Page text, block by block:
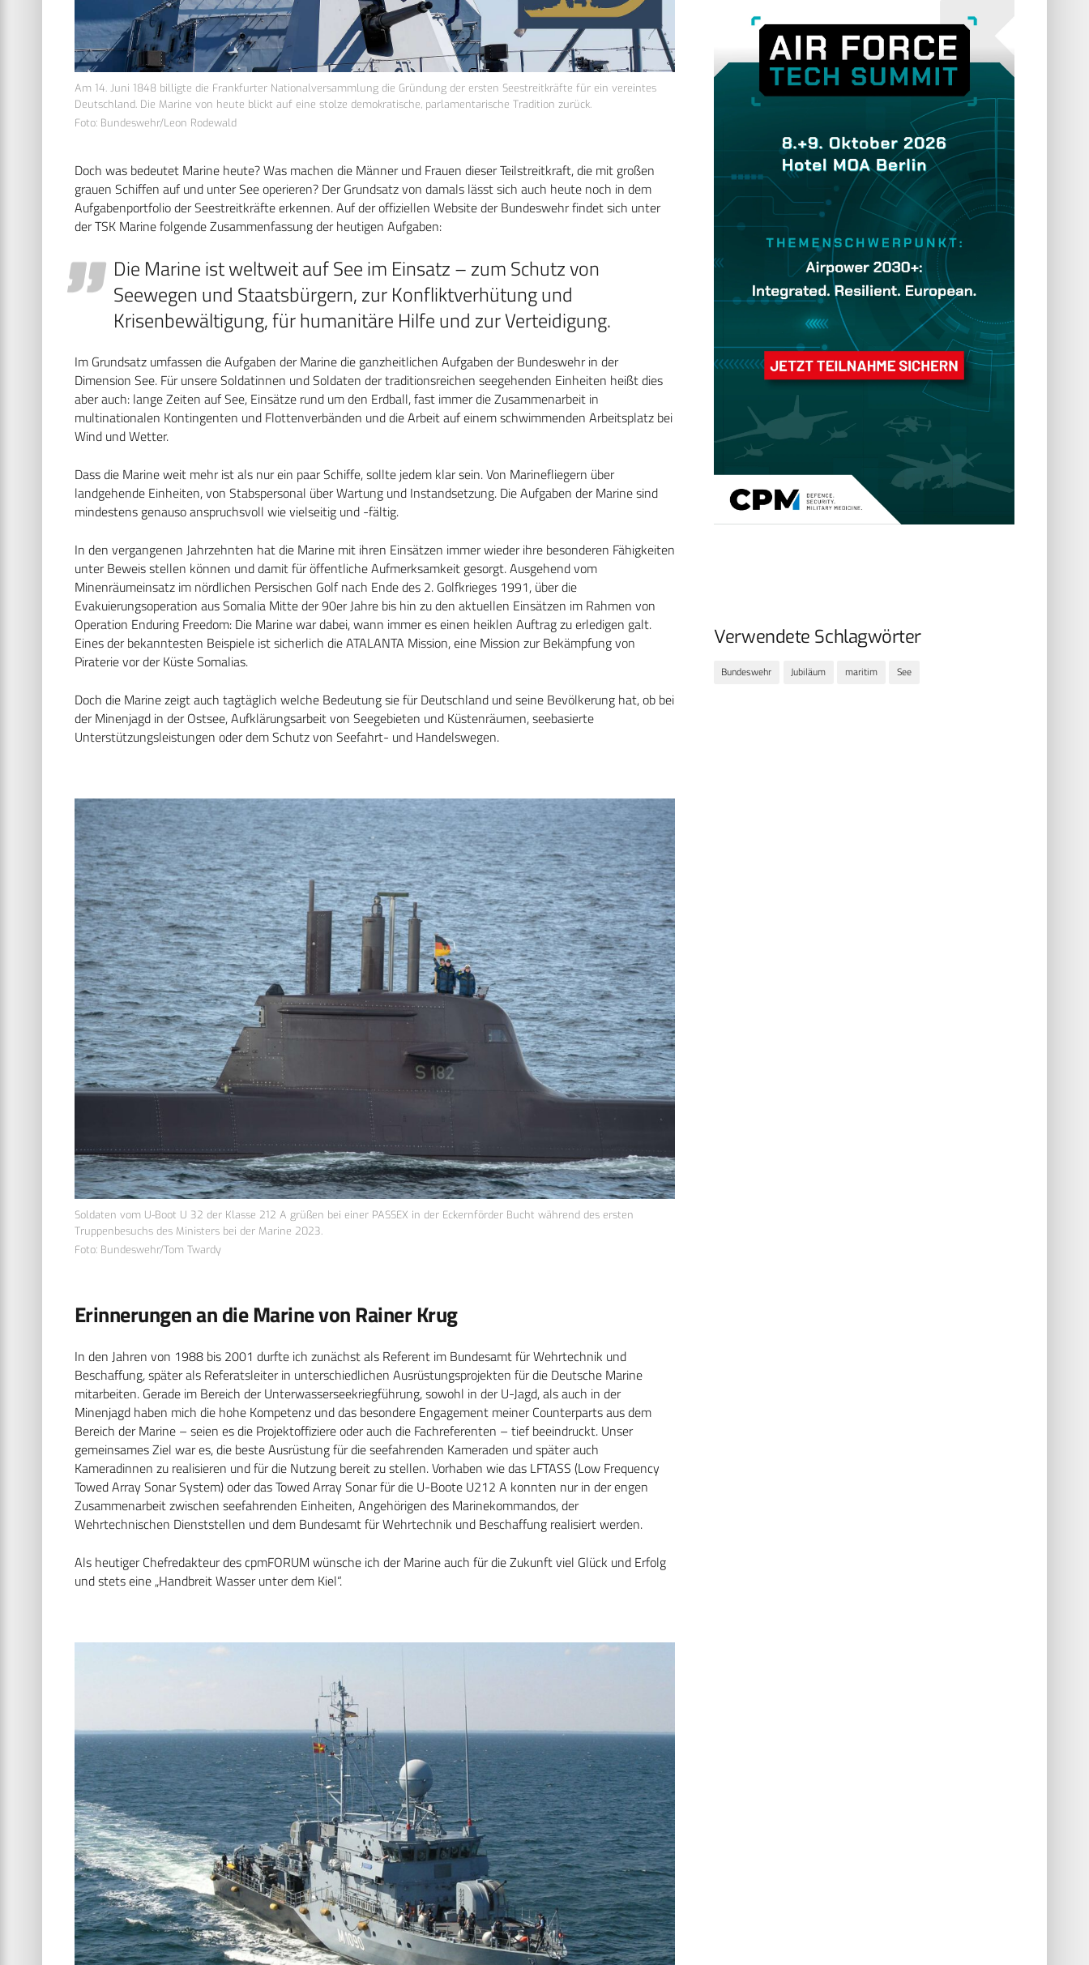
Am 14. Juni 1848 billigte die Frankfurter Nationalversammlung die Gründung der ersten Seestreitkräfte für ein vereintes
Deutschland. Die Marine von heute blickt auf eine stolze demokratische, parlamentarische Tradition zurück.
Foto: Bundeswehr/Leon Rodewald
Doch was bedeutet Marine heute? Was machen die Männer und Frauen dieser Teilstreitkraft, die mit großen
grauen Schiffen auf und unter See operieren? Der Grundsatz von damals lässt sich auch heute noch in dem
Aufgabenportfolio der Seestreitkräfte erkennen. Auf der offiziellen Website der Bundeswehr findet sich unter
der TSK Marine folgende Zusammenfassung der heutigen Aufgaben:
Die Marine ist weltweit auf See im Einsatz – zum Schutz von
Seewegen und Staatsbürgern, zur Konfliktverhütung und
Krisenbewältigung, für humanitäre Hilfe und zur Verteidigung.
Im Grundsatz umfassen die Aufgaben der Marine die ganzheitlichen Aufgaben der Bundeswehr in der
Dimension See. Für unsere Soldatinnen und Soldaten der traditionsreichen seegehenden Einheiten heißt dies
aber auch: lange Zeiten auf See, Einsätze rund um den Erdball, fast immer die Zusammenarbeit in
multinationalen Kontingenten und Flottenverbänden und die Arbeit auf einem schwimmenden Arbeitsplatz bei
Wind und Wetter.
Dass die Marine weit mehr ist als nur ein paar Schiffe, sollte jedem klar sein. Von Marinefliegern über
landgehende Einheiten, von Stabspersonal über Wartung und Instandsetzung. Die Aufgaben der Marine sind
mindestens genauso anspruchsvoll wie vielseitig und -fältig.
In den vergangenen Jahrzehnten hat die Marine mit ihren Einsätzen immer wieder ihre besonderen Fähigkeiten
unter Beweis stellen können und damit für öffentliche Aufmerksamkeit gesorgt. Ausgehend vom
Minenräumeinsatz im nördlichen Persischen Golf nach Ende des 2. Golfkrieges 1991, über die
Evakuierungsoperation aus Somalia Mitte der 90er Jahre bis hin zu den aktuellen Einsätzen im Rahmen von
Operation Enduring Freedom: Die Marine war dabei, wann immer es einen heiklen Auftrag zu erledigen galt.
Eines der bekanntesten Beispiele ist sicherlich die ATALANTA Mission, eine Mission zur Bekämpfung von
Piraterie vor der Küste Somalias.
Doch die Marine zeigt auch tagtäglich welche Bedeutung sie für Deutschland und seine Bevölkerung hat, ob bei
der Minenjagd in der Ostsee, Aufklärungsarbeit von Seegebieten und Küstenräumen, seebasierte
Unterstützungsleistungen oder dem Schutz von Seefahrt- und Handelswegen.
Soldaten vom U-Boot U 32 der Klasse 212 A grüßen bei einer PASSEX in der Eckernförder Bucht während des ersten
Truppenbesuchs des Ministers bei der Marine 2023.
Foto: Bundeswehr/Tom Twardy
Erinnerungen an die Marine von Rainer Krug
In den Jahren von 1988 bis 2001 durfte ich zunächst als Referent im Bundesamt für Wehrtechnik und
Beschaffung, später als Referatsleiter in unterschiedlichen Ausrüstungsprojekten für die Deutsche Marine
mitarbeiten. Gerade im Bereich der Unterwasserseekriegführung, sowohl in der U-Jagd, als auch in der
Minenjagd haben mich die hohe Kompetenz und das besondere Engagement meiner Counterparts aus dem
Bereich der Marine – seien es die Projektoffiziere oder auch die Fachreferenten – tief beeindruckt. Unser
gemeinsames Ziel war es, die beste Ausrüstung für die seefahrenden Kameraden und später auch
Kameradinnen zu realisieren und für die Nutzung bereit zu stellen. Vorhaben wie das LFTASS (Low Frequency
Towed Array Sonar System) oder das Towed Array Sonar für die U-Boote U212 A konnten nur in der engen
Zusammenarbeit zwischen seefahrenden Einheiten, Angehörigen des Marinekommandos, der
Wehrtechnischen Dienststellen und dem Bundesamt für Wehrtechnik und Beschaffung realisiert werden.
Als heutiger Chefredakteur des cpmFORUM wünsche ich der Marine auch für die Zukunft viel Glück und Erfolg
und stets eine „Handbreit Wasser unter dem Kiel“.
Verwendete Schlagwörter
Bundeswehr Jubiläum maritim See